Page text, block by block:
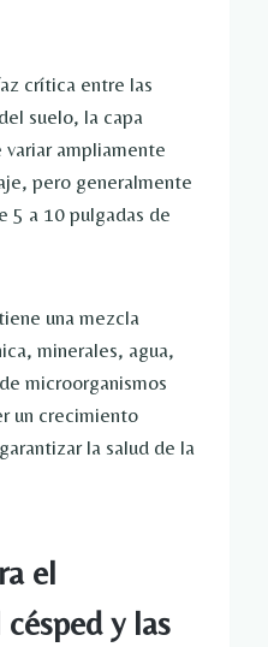
crítica entre las
suelo, la capa
ampliamente
pero generalmente
5 a 10 pulgadas de
una mezcla
minerales, agua,
microorganismos
un crecimiento
la salud de la
el
y las